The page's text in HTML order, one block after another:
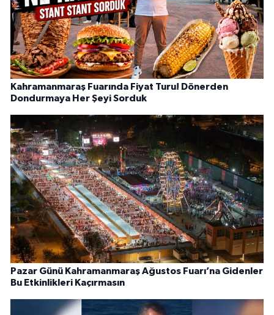
Kahramanmaraş Fuarında Fiyat Turu! Dönerden
Dondurmaya Her Şeyi Sorduk
Pazar Günü Kahramanmaraş Ağustos Fuarı’na Gidenler
Bu Etkinlikleri Kaçırmasın